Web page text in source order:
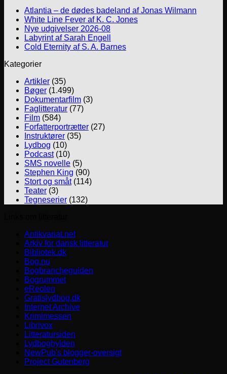
Atlantia – de dødes badeland af Jonas Wilmann
White Line Fever af K. C. Jones
Nye udgivelser 2026-08
Labyrint af Sarah Engell
Cold Eternity af S. A. Barnes
Kategorier
Artikler (35)
Bøger (1.499)
Dokumentarfilm (3)
Faglitteratur (77)
Film (584)
Forfatterportrætter (27)
Instruktører (35)
Lydbog (10)
Podcast(10)
SMS novelle (5)
Stephen King (90)
Stort og småt(114)
Teater (3)
Tegneserier (132)
Antikvariat.net
Arkiv for dansk litteratur
Bibliotek.dk
Bog.nu
Bogbrancheguiden
Bogrummet
eReolen
Gratislydbog.dk
Internet Archive
Krimimessen
Librivox
Litteratursiden
Lydboghylden
NewPub's blogger-oversigt
Project Gutenberg